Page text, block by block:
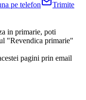
pe telefon
Trimite
in primarie, poti
"Revendica primarie"
pagini prin email